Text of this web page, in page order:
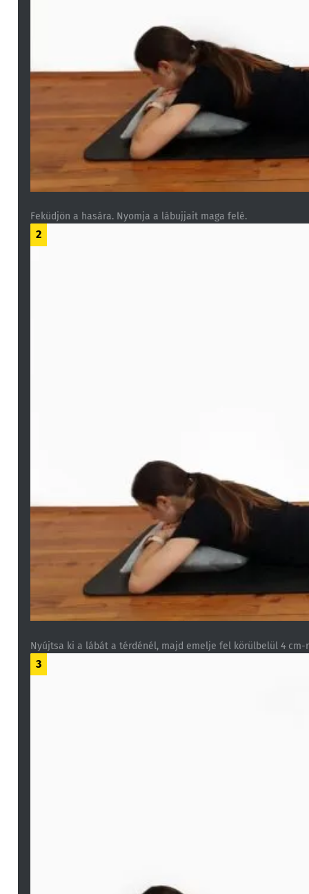
Feküdjön a hasára. Nyomja a lábujjait maga felé.
2
Nyújtsa ki a lábát a térdénél, majd emelje fel körülbelül 4
3